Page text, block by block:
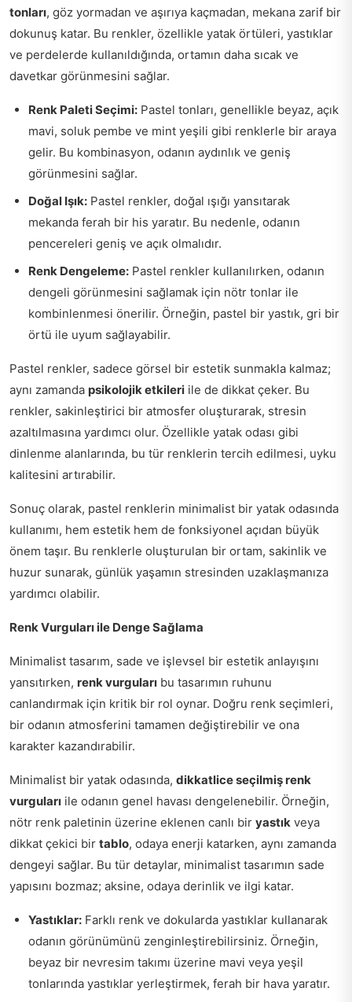
tonları, göz yormadan ve aşırıya kaçmadan, mekana zarif bir
dokunuş katar. Bu renkler, özellikle yatak örtüleri, yastıklar
ve perdelerde kullanıldığında, ortamın daha sıcak ve
davetkar görünmesini sağlar.
Renk Paleti Seçimi: Pastel tonları, genellikle beyaz, açık
mavi, soluk pembe ve mint yeşili gibi renklerle bir araya
gelir. Bu kombinasyon, odanın aydınlık ve geniş
görünmesini sağlar.
Doğal Işık: Pastel renkler, doğal ışığı yansıtarak
mekanda ferah bir his yaratır. Bu nedenle, odanın
pencereleri geniş ve açık olmalıdır.
Renk Dengeleme: Pastel renkler kullanılırken, odanın
dengeli görünmesini sağlamak için nötr tonlar ile
kombinlenmesi önerilir. Örneğin, pastel bir yastık, gri bir
örtü ile uyum sağlayabilir.
Pastel renkler, sadece görsel bir estetik sunmakla kalmaz;
aynı zamanda psikolojik etkileri ile de dikkat çeker. Bu
renkler, sakinleştirici bir atmosfer oluşturarak, stresin
azaltılmasına yardımcı olur. Özellikle yatak odası gibi
dinlenme alanlarında, bu tür renklerin tercih edilmesi, uyku
kalitesini artırabilir.
Sonuç olarak, pastel renklerin minimalist bir yatak odasında
kullanımı, hem estetik hem de fonksiyonel açıdan büyük
önem taşır. Bu renklerle oluşturulan bir ortam, sakinlik ve
huzur sunarak, günlük yaşamın stresinden uzaklaşmanıza
yardımcı olabilir.
Renk Vurguları ile Denge Sağlama
Minimalist tasarım, sade ve işlevsel bir estetik anlayışını
yansıtırken, renk vurguları bu tasarımın ruhunu
canlandırmak için kritik bir rol oynar. Doğru renk seçimleri,
bir odanın atmosferini tamamen değiştirebilir ve ona
karakter kazandırabilir.
Minimalist bir yatak odasında, dikkatlice seçilmiş renk
vurguları ile odanın genel havası dengelenebilir. Örneğin,
nötr renk paletinin üzerine eklenen canlı bir yastık veya
dikkat çekici bir tablo, odaya enerji katarken, aynı zamanda
dengeyi sağlar. Bu tür detaylar, minimalist tasarımın sade
yapısını bozmaz; aksine, odaya derinlik ve ilgi katar.
Yastıklar: Farklı renk ve dokularda yastıklar kullanarak
odanın görünümünü zenginleştirebilirsiniz. Örneğin,
beyaz bir nevresim takımı üzerine mavi veya yeşil
tonlarında yastıklar yerleştirmek, ferah bir hava yaratır.